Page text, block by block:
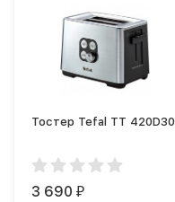
Тостер Tefal TT 420D30
3 690₽